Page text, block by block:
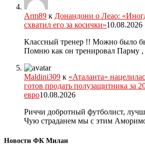
Arm89 к Донандони о Леао:
схватил его за косички»10.08.2026
Классный тренер !! Можно было
Помню как он тренировал Парму
Maldini309 к «Аталанта»
готов продать полузащитника за
евро10.08.2026
Риччи добротный футболист,
Чую страданем мы с этим
Новости ФК Милан